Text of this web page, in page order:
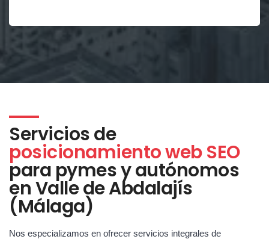
Servicios de
posicionamiento web SEO
para pymes y autónomos
en Valle de Abdalajís
(Málaga)
Nos especializamos en ofrecer servicios integrales de